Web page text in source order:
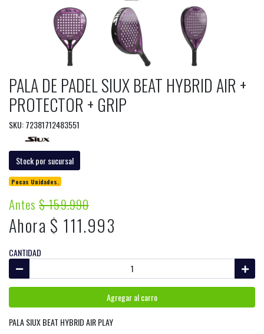
PALA DE PADEL SIUX BEAT HYBRID AIR +
PROTECTOR + GRIP
SKU: 72381712483551
Stock por sucursal
Pocas Unidades.
Antes$ 159.990
Ahora $ 111.993
CANTIDAD
Agregar al carro
PALA SIUX BEAT HYBRID AIR PLAY